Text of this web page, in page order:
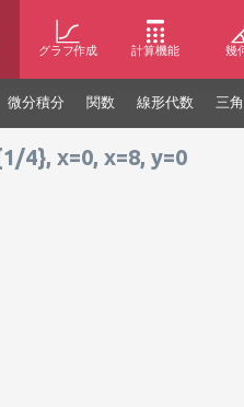
グラフ作成 計算機能 幾
微分積分 関数 線形代数 三
4}, x=0, x=8, y=0